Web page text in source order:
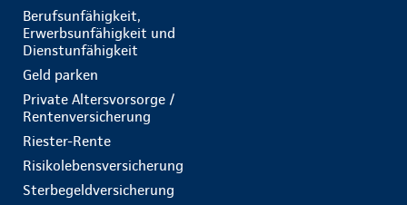
Berufsunfähigkeit,
Erwerbsunfähigkeit und
Dienstunfähigkeit
Geld parken
Private Altersvorsorge /
Rentenversicherung
Riester-Rente
Risikolebensversicherung
Sterbegeldversicherung